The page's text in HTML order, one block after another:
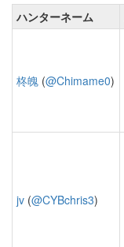
ハンターネーム
柊魄 (@Chimame0)
jv (@CYBchris3)